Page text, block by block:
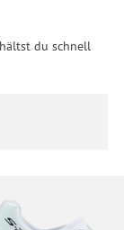
du schnell